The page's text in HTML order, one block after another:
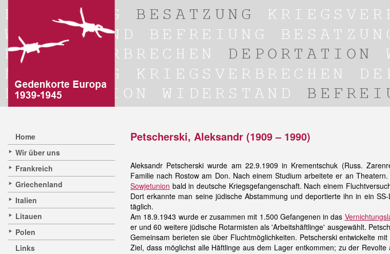
Home
Wir über uns
Frankreich
Griechenland
Italien
Litauen
Polen
Links
Petscherski, Aleksandr (1909 – 1990)
Aleksandr Petscherski wurde am 22.9.1909 in Krementschuk (Russ.
Familie nach Rostow am Don. Nach einem Studium arbeitete er an
Sowjetunion bald in deutsche Kriegsgefangenschaft. Nach einem
Dort erkannte man seine jüdische Abstammung und deportierte ihn in ein
täglich.
Am 18.9.1943 wurde er zusammen mit 1.500 Gefangenen in das
er und 60 weitere jüdische Rotarmisten als 'Arbeitshäftlinge' ausgewählt.
Gemeinsam berieten sie über Fluchtmöglichkeiten. Petscherski entwickelte
Ziel, dass möglichst alle Häftlinge aus dem Lager entkommen; zu der